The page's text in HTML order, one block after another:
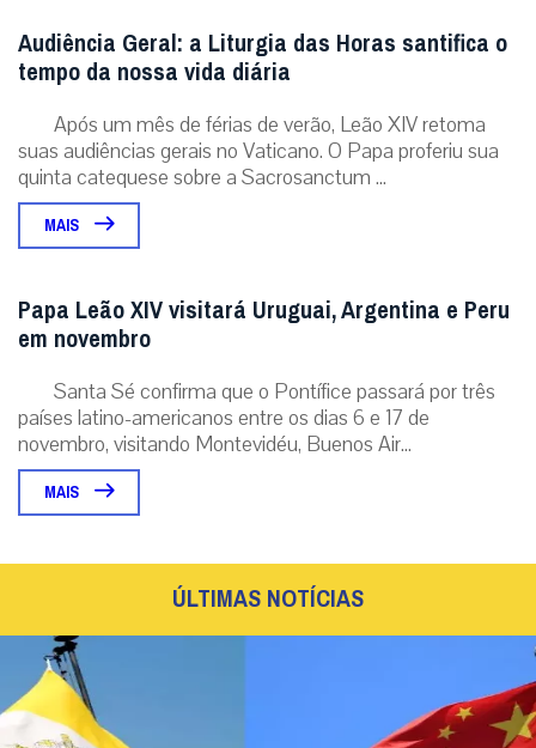
Audiência Geral: a Liturgia das Horas santifica o
tempo da nossa vida diária
Após um mês de férias de verão, Leão XIV retoma
suas audiências gerais no Vaticano. O Papa proferiu sua
quinta catequese sobre a Sacrosanctum ...
MAIS
Papa Leão XIV visitará Uruguai, Argentina e Peru
em novembro
Santa Sé confirma que o Pontífice passará por três
países latino-americanos entre os dias 6 e 17 de
novembro, visitando Montevidéu, Buenos Air...
MAIS
ÚLTIMAS NOTÍCIAS